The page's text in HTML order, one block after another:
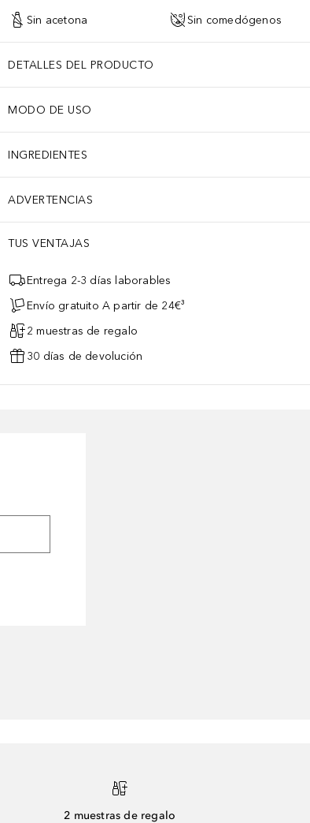
Sin acetona Sin comedógenos
DETALLES DEL PRODUCTO
MODO DE USO
INGREDIENTES
ADVERTENCIAS
TUS VENTAJAS
Entrega 2-3 días laborables
Envío gratuito A partir de 24€³
2 muestras de regalo
30 días de devolución
2 muestras de regalo